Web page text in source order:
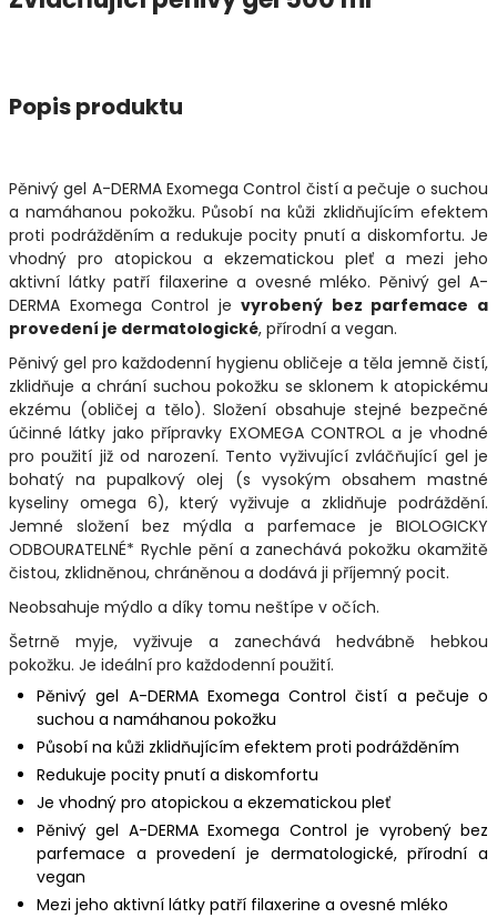
Popis produktu
Pěnivý gel A-DERMA Exomega Control čistí a pečuje o suchou
a namáhanou pokožku. Působí na kůži zklidňujícím efektem
proti podrážděním a redukuje pocity pnutí a diskomfortu. Je
vhodný pro atopickou a ekzematickou pleť a mezi jeho
aktivní látky patří filaxerine a ovesné mléko. Pěnivý gel A-
DERMA Exomega Control jevyrobený bez parfemace a
provedení je dermatologické, přírodní a vegan.
Pěnivý gel pro každodenní hygienu obličeje a těla jemně čistí,
zklidňuje a chrání suchou pokožku se sklonem k atopickému
ekzému (obličej a tělo). Složení obsahuje stejné bezpečné
účinné látky jako přípravky EXOMEGA CONTROL a je vhodné
pro použití již od narození. Tento vyživující zvláčňující gel je
bohatý na pupalkový olej (s vysokým obsahem mastné
kyseliny omega 6), který vyživuje a zklidňuje podráždění.
Jemné složení bez mýdla a parfemace je BIOLOGICKY
ODBOURATELNÉ* Rychle pění a zanechává pokožku okamžitě
čistou, zklidněnou, chráněnou a dodává ji příjemný pocit.
Neobsahuje mýdlo a díky tomu neštípe v očích.
Šetrně myje, vyživuje a zanechává hedvábně hebkou
pokožku. Je ideální pro každodenní použití.
Pěnivý gel A-DERMA Exomega Control čistí a pečuje o
suchou a namáhanou pokožku
Působí na kůži zklidňujícím efektem proti podrážděním
Redukuje pocity pnutí a diskomfortu
Je vhodný pro atopickou a ekzematickou pleť
Pěnivý gel A-DERMA Exomega Control je vyrobený bez
parfemace a provedení je dermatologické, přírodní a
vegan
Mezi jeho aktivní látky patří filaxerine a ovesné mléko